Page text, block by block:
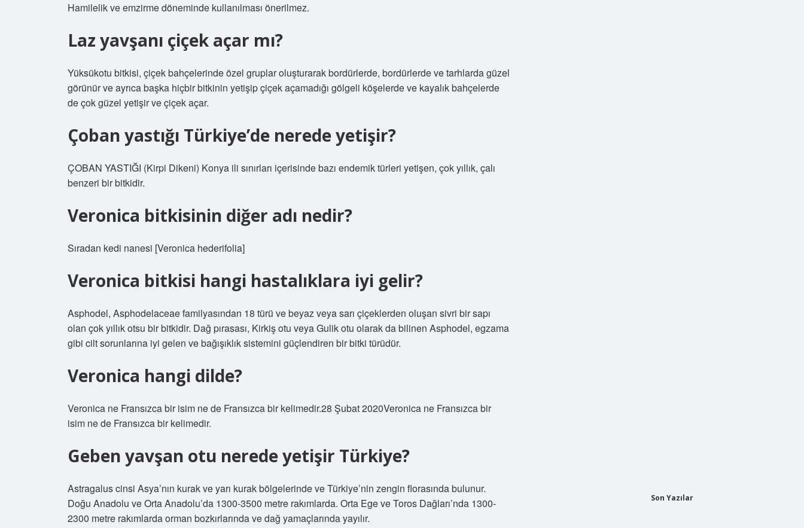
Hamilelik ve emzirme döneminde kullanılması önerilmez.
Laz yavşanı çiçek açar mı?
Yüksükotu bitkisi, çiçek bahçelerinde özel gruplar oluşturarak bordürlerde, bordürlerde ve tarhlarda güzel
görünür ve ayrıca başka hiçbir bitkinin yetişip çiçek açamadığı gölgeli köşelerde ve kayalık bahçelerde
de çok güzel yetişir ve çiçek açar.
Çoban yastığı Türkiye’de nerede yetişir?
ÇOBAN YASTIĞI (Kirpi Dikeni) Konya ili sınırları içerisinde bazı endemik türleri yetişen, çok yıllık, çalı
benzeri bir bitkidir.
Veronica bitkisinin diğer adı nedir?
Sıradan kedi nanesi [Veronica hederifolia]
Veronica bitkisi hangi hastalıklara iyi gelir?
Asphodel, Asphodelaceae familyasından 18 türü ve beyaz veya sarı çiçeklerden oluşan sivri bir sapı
olan çok yıllık otsu bir bitkidir. Dağ pırasası, Kirkiş otu veya Gulik otu olarak da bilinen Asphodel, egzama
gibi cilt sorunlarına iyi gelen ve bağışıklık sistemini güçlendiren bir bitki türüdür.
Veronica hangi dilde?
Veronica ne Fransızca bir isim ne de Fransızca bir kelimedir.28 Şubat 2020Veronica ne Fransızca bir
isim ne de Fransızca bir kelimedir.
Geben yavşan otu nerede yetişir Türkiye?
Astragalus cinsi Asya’nın kurak ve yarı kurak bölgelerinde ve Türkiye’nin zengin florasında bulunur.
Doğu Anadolu ve Orta Anadolu’da 1300-3500 metre rakımlarda. Orta Ege ve Toros Dağları’nda 1300-
2300 metre rakımlarda orman bozkırlarında ve dağ yamaçlarında yayılır.
Son Yazılar